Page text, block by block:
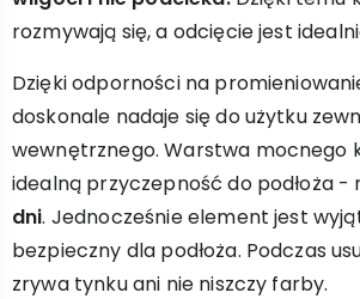
rozmywają się, a odcięcie jest
Dzięki odporności na
doskonale nadaje się do użytku
wewnętrznego. Warstwa mocnego
idealną przyczepność do podłoża -
dni. Jednocześnie element jest
bezpieczny dla podłoża. Podczas
zrywa tynku ani nie niszczy farby.